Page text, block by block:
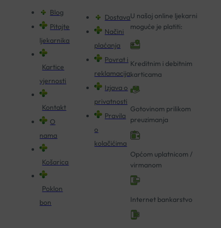
Blog
Pitajte
ljekarnika
Kartice
vjernosti
Kontakt
O
nama
Košarica
Poklon
bon
Dostava
Načini
plaćanja
Povrat i
reklamacija
Izjava o
privatnosti
Pravila
o
kolačićima
U našoj online ljekarni
moguće je platiti:
Kreditnim i debitnim
karticama
Gotovinom prilikom
preuzimanja
Općom uplatnicom /
virmanom
Internet bankarstvo